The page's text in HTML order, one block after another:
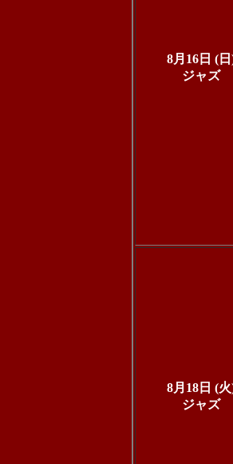
8月16日 (
ジャズ
8月18日 (
ジャズ